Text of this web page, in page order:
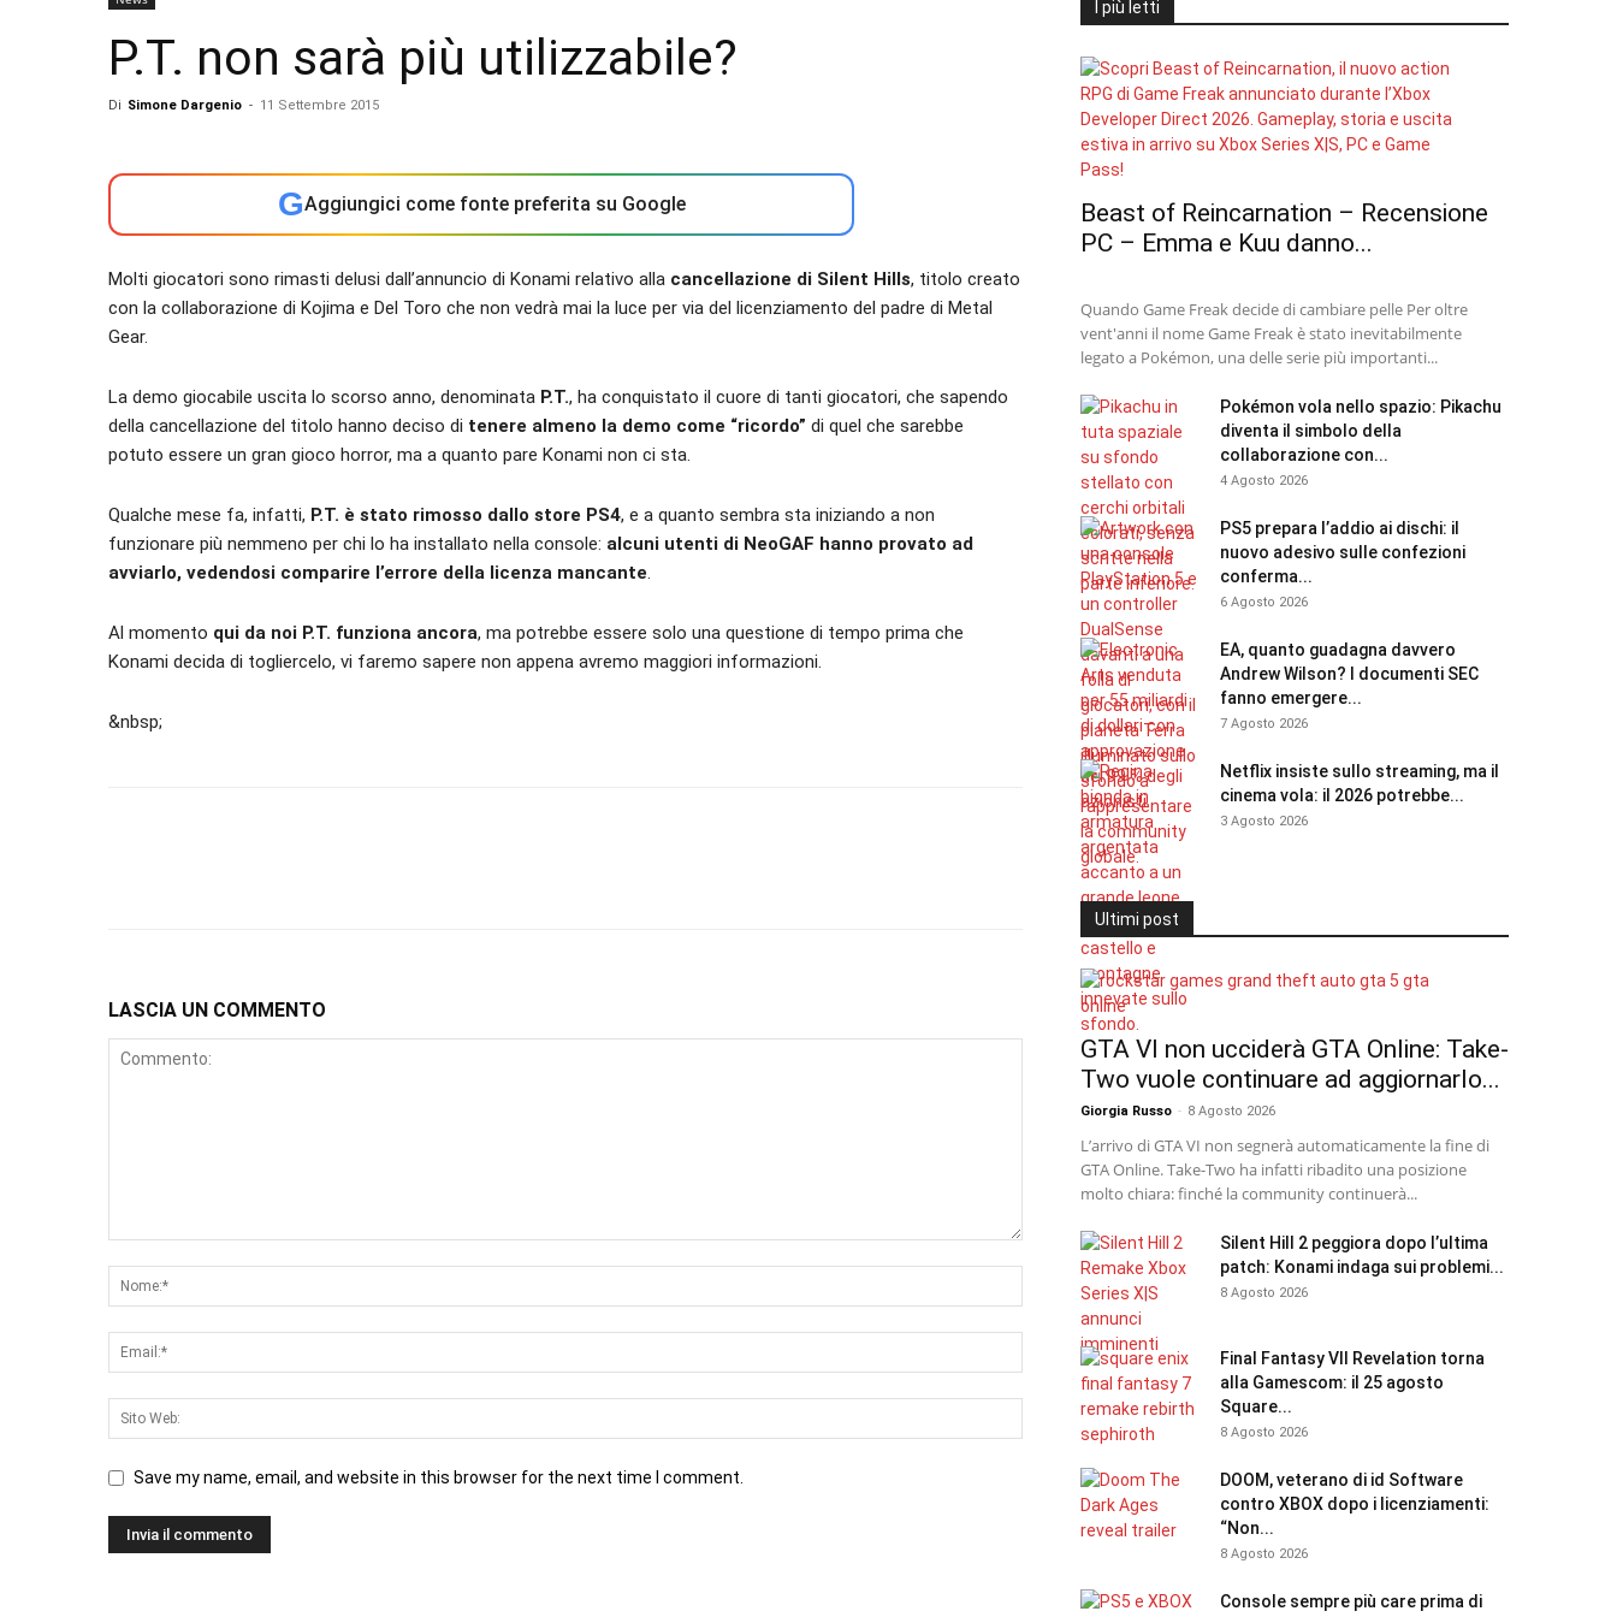
P.T. non sarà più utilizzabile?
Di Simone Dargenio - 11 Settembre 2015
GAggiungici come fonte preferita su Google
Molti giocatori sono rimasti delusi dall’annuncio di Konami relativo alla cancellazione di Silent Hills, titolo creato
con la collaborazione di Kojima e Del Toro che non vedrà mai la luce per via del licenziamento del padre di Metal
Gear.
La demo giocabile uscita lo scorso anno, denominata P.T., ha conquistato il cuore di tanti giocatori, che sapendo
della cancellazione del titolo hanno deciso di tenere almeno la demo come “ricordo” di quel che sarebbe
potuto essere un gran gioco horror, ma a quanto pare Konami non ci sta.
Qualche mese fa, infatti, P.T. è stato rimosso dallo store PS4, e a quanto sembra sta iniziando a non
funzionare più nemmeno per chi lo ha installato nella console: alcuni utenti di NeoGAF hanno provato ad
avviarlo, vedendosi comparire l’errore della licenza mancante.
Al momento qui da noi P.T. funziona ancora, ma potrebbe essere solo una questione di tempo prima che
Konami decida di togliercelo, vi faremo sapere non appena avremo maggiori informazioni.
&nbsp;
LASCIA UN COMMENTO
Save my name, email, and website in this browser for the next time I comment.
I più letti
Beast of Reincarnation – Recensione
PC – Emma e Kuu danno...
Quando Game Freak decide di cambiare pelle Per oltre
vent'anni il nome Game Freak è stato inevitabilmente
legato a Pokémon, una delle serie più importanti...
Pokémon vola nello spazio: Pikachu
diventa il simbolo della
collaborazione con...
4 Agosto 2026
PS5 prepara l’addio ai dischi: il
nuovo adesivo sulle confezioni
conferma...
6 Agosto 2026
EA, quanto guadagna davvero
Andrew Wilson? I documenti SEC
fanno emergere...
7 Agosto 2026
Netflix insiste sullo streaming, ma il
cinema vola: il 2026 potrebbe...
3 Agosto 2026
Ultimi post
GTA VI non ucciderà GTA Online: Take-
Two vuole continuare ad aggiornarlo...
Giorgia Russo - 8 Agosto 2026
L’arrivo di GTA VI non segnerà automaticamente la fine di
GTA Online. Take-Two ha infatti ribadito una posizione
molto chiara: finché la community continuerà...
Silent Hill 2 peggiora dopo l’ultima
patch: Konami indaga sui problemi...
8 Agosto 2026
Final Fantasy VII Revelation torna
alla Gamescom: il 25 agosto
Square...
8 Agosto 2026
DOOM, veterano di id Software
contro XBOX dopo i licenziamenti:
“Non...
8 Agosto 2026
Console sempre più care prima di